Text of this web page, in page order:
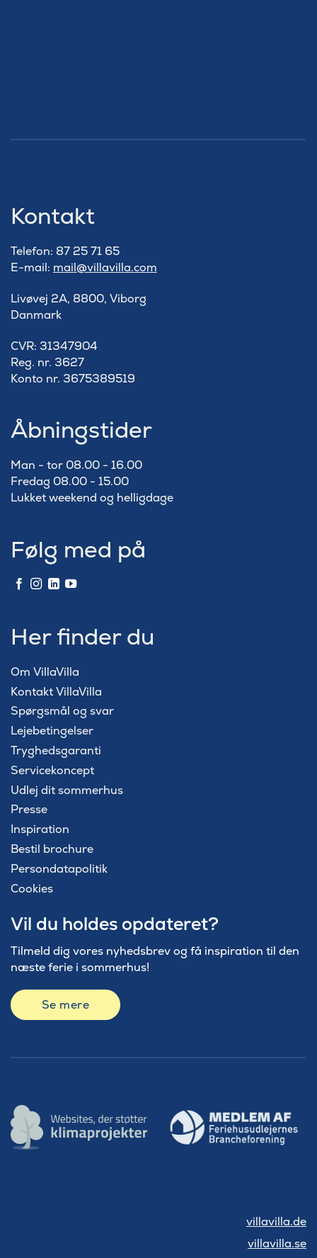
Kontakt
Telefon: 87 25 71 65
E-mail: mail@villavilla.com
Livøvej 2A, 8800, Viborg
Danmark
​CVR: 31347904
Reg. nr. 3627
Konto nr. 3675389519
Åbningstider
Man - tor 08.00 - 16.00
Fredag 08.00 - 15.00
Lukket weekend og helligdage
Følg med på
Her finder du
Om VillaVilla
Kontakt VillaVilla
Spørgsmål og svar
Lejebetingelser
Tryghedsgaranti
Servicekoncept
Udlej dit sommerhus
Presse
Inspiration
Bestil brochure
Persondatapolitik
Cookies
Vil du holdes opdateret?
Tilmeld dig vores nyhedsbrev og få inspiration til den
næste ferie i sommerhus!
Se mere
villavilla.de
villavilla.se